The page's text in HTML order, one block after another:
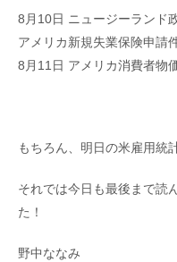
8月10日 ニュージーランド
アメリカ新規失業保険申請
8月11日 アメリカ消費者物
もちろん、明日の米雇用統
それでは今日も最後まで読
た！
野中ななみ